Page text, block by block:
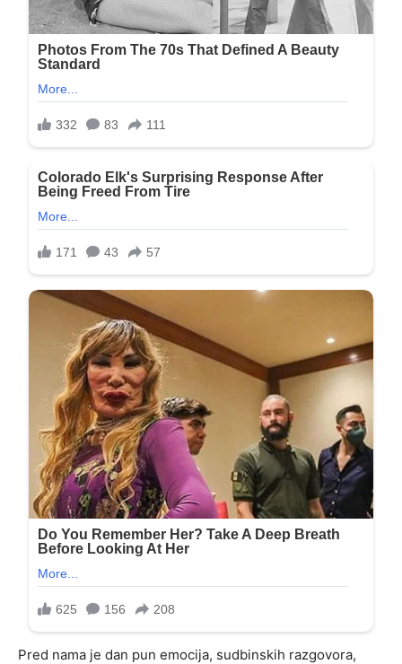
Pred nama je dan pun emocija, sudbinskih razgovora,